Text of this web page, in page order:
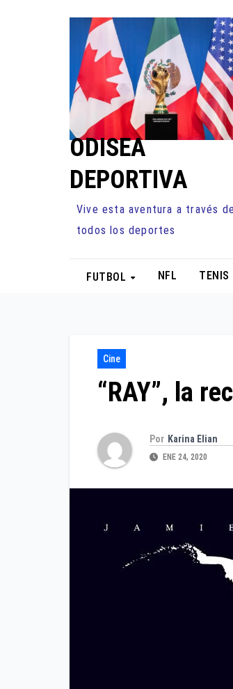
ODISEA
DEPORTIVA
Vive esta aventura a través de
todos los deportes
FUTBOL NFL TENIS
Cine
“RAY”, la
Por Karina Elian
ENE 24, 2020